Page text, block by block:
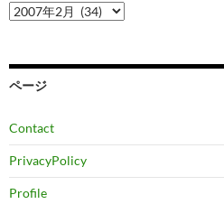
ア
ー
ブ
ページ
Contact
PrivacyPolicy
Profile